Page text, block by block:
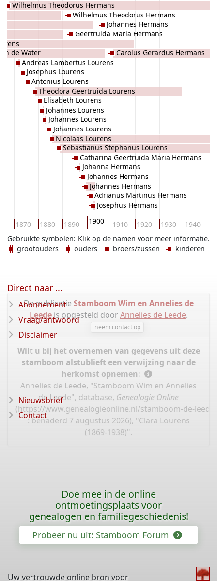
1870 1880 1890 1900 1910 1920 1930 1940
de Water
Wilhelmus Theodorus Hermans
Andreas Lambertus Lourens
Josephus Lourens
Antonius Lourens
Theodora Geertruida Lourens
Elisabeth Lourens
Johannes Lourens
Johannes Lourens
Johannes Lourens
Nicolaas Lourens
Sebastianus Stephanus Lourens
Wilhelmus Theodorus Hermans
Geertruida Maria Hermans
Catharina Geertruida Maria Hermans
Johanna Hermans
Johannes Hermans
Johannes Hermans
Adrianus Martinus Hermans
Josephus Hermans
Johannes Hermans
Carolus Gerardus Hermans
Klik op de namen voor meer informatie.
Gebruikte symbolen:
grootouders
ouders broers/zussen kinderen
De publicatie Stamboom Wim en Annelies de
Leedeis opgesteld doorAnnelies de Leede.
neem contact op
Wilt u bij het overnemen van gegevens uit deze
stamboom alstublieft een verwijzing naar de
herkomst opnemen:
Annelies de Leede, "Stamboom Wim en Annelies
de Leede", database, Genealogie Online
(https://www.genealogieonline.nl/stamboom-de-
: benaderd 7 augustus 2026), "Clara Lourens
(1869-1938)".
Direct naar ...
Abonnement
Vraag/antwoord
Disclaimer
Nieuwsbrief
Contact
Doe mee in de online
ontmoetingsplaats voor
genealogen en familiegeschiedenis!
Probeer nu uit: Stamboom Forum
Uw vertrouwde online bron voor